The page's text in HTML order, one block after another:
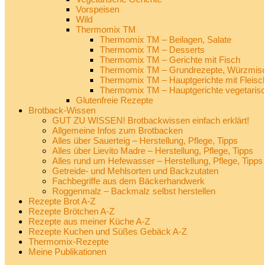
Vorspeisen
Wild
Thermomix TM
Thermomix TM – Beilagen, Salate
Thermomix TM – Desserts
Thermomix TM – Gerichte mit Fisch
Thermomix TM – Grundrezepte,
Thermomix TM – Hauptgerichte mit
Thermomix TM – Hauptgerichte
Glutenfreie Rezepte
Brotback-Wissen
GUT ZU WISSEN! Brotbackwissen einfach erklärt!
Allgemeine Infos zum Brotbacken
Alles über Sauerteig – Herstellung, Pflege, Tipps
Alles über Lievito Madre – Herstellung, Pflege, Tipps
Alles rund um Hefewasser – Herstellung, Pflege, Tipps
Getreide- und Mehlsorten und Backzutaten
Fachbegriffe aus dem Bäckerhandwerk
Roggenmalz – Backmalz selbst herstellen
Rezepte Brot A-Z
Rezepte Brötchen A-Z
Rezepte aus meiner Küche A-Z
Rezepte Kuchen und Süßes Gebäck A-Z
Thermomix-Rezepte
Meine Publikationen